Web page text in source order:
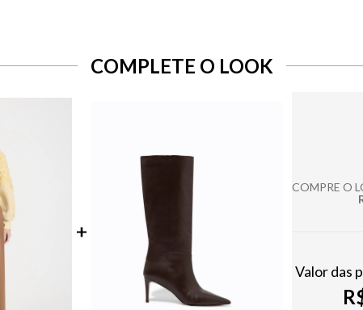
COMPLETE O LOOK
COMPRE O
Valor das